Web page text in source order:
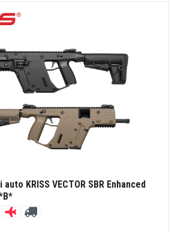
KRISS VECTOR SBR Enhanced